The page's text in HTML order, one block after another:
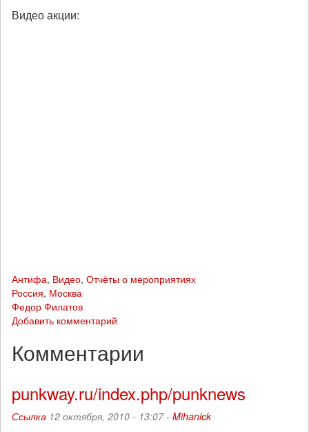
Видео акции:
Антифа, Видео, Отчёты о мероприятиях
Россия, Москва
Федор Филатов
Добавить комментарий
Комментарии
punkway.ru/index.php/punknews
Ссылка 12 октября, 2010 - 13:07 - Mihanick